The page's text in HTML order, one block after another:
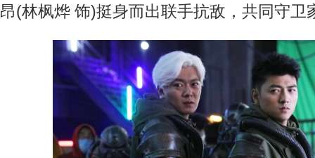
昂(林枫烨 饰)挺身而出联手抗敌，共同守卫